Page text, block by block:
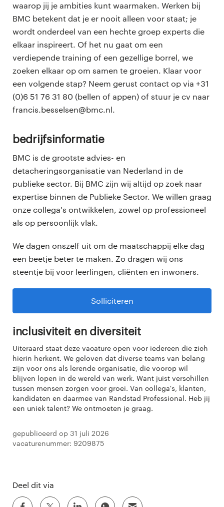
waarop jij je ambities kunt waarmaken. Werken bij
BMC betekent dat je er nooit alleen voor staat; je
wordt onderdeel van een hechte groep experts die
elkaar inspireert. Of het nu gaat om een
verdiepende training of een gezellige borrel, we
zoeken elkaar op om samen te groeien. Klaar voor
een volgende stap? Neem gerust contact op via +31
(0)6 51 76 31 80 (bellen of appen) of stuur je cv naar
francis.besselsen@bmc.nl.
Bedrijfsinformatie
BMC is de grootste advies- en
detacheringsorganisatie van Nederland in de
publieke sector. Bij BMC zijn wij altijd op zoek naar
expertise binnen de Publieke Sector. We willen graag
onze collega's ontwikkelen, zowel op professioneel
als op persoonlijk vlak.
We dagen onszelf uit om de maatschappij elke dag
een beetje beter te maken. Zo dragen wij ons
steentje bij voor leerlingen, cliënten en inwoners.
Solliciteren
Inclusiviteit en diversiteit
Uiteraard staat deze vacature open voor iedereen die zich
hierin herkent. We geloven dat diverse teams van belang
zijn voor ons als lerende organisatie, die voorop wil
blijven lopen in de wereld van werk. Want juist verschillen
tussen mensen zorgen voor groei. Van collega's, klanten,
kandidaten en daarmee van Randstad Professional. Heb jij
een uniek talent? We ontmoeten je graag.
Gepubliceerd op 31 juli 2026
Vacaturenummer: 9209875
Deel dit via